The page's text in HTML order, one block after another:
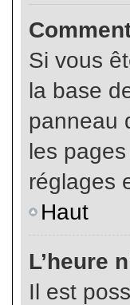
Si vous
la base
panneau
les
réglages
Haut
L’heure
Il est